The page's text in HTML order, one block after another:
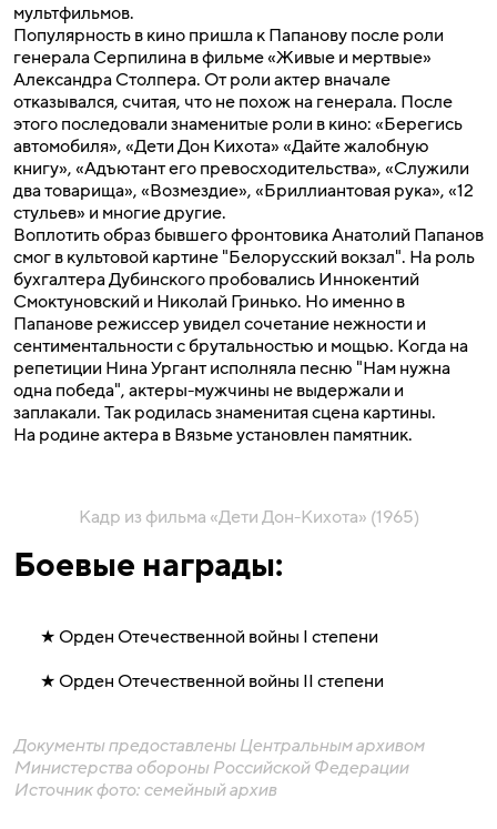
мультфильмов.
Популярность в кино пришла к Папанову после роли
генерала Серпилина в фильме «Живые и мертвые»
Александра Столпера. От роли актер вначале
отказывался, считая, что не похож на генерала. После
этого последовали знаменитые роли в кино: «Берегись
автомобиля», «Дети Дон Кихота» «Дайте жалобную
книгу», «Адъютант его превосходительства», «Служили
два товарища», «Возмездие», «Бриллиантовая рука», «12
стульев» и многие другие.
Воплотить образ бывшего фронтовика Анатолий Папанов
смог в культовой картине "Белорусский вокзал". На роль
бухгалтера Дубинского пробовались Иннокентий
Смоктуновский и Николай Гринько. Но именно в
Папанове режиссер увидел сочетание нежности и
сентиментальности с брутальностью и мощью. Когда на
репетиции Нина Ургант исполняла песню "Нам нужна
одна победа", актеры-мужчины не выдержали и
заплакали. Так родилась знаменитая сцена картины.
На родине актера в Вязьме установлен памятник.
Кадр из фильма «Дети Дон-Кихота» (1965)
Боевые награды:
Орден Отечественной войны I степени
Орден Отечественной войны II степени
Документы предоставлены Центральным архивом
Министерства обороны Российской Федерации
Источник фото: семейный архив